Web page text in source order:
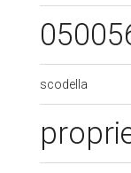
scodella